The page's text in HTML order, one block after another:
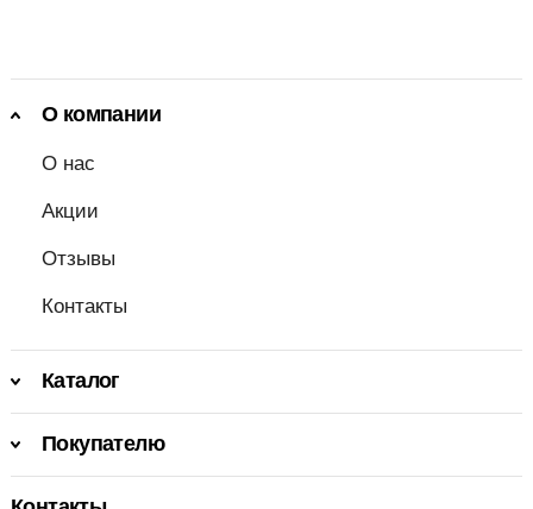
О компании
О нас
Акции
Отзывы
Контакты
Каталог
Покупателю